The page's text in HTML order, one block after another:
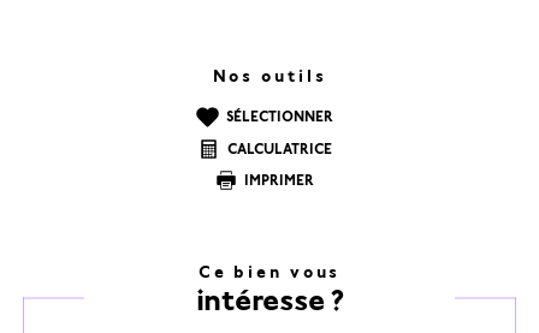
Nos outils
SÉLECTIONNER
CALCULATRICE
IMPRIMER
Ce bien vous
intéresse ?